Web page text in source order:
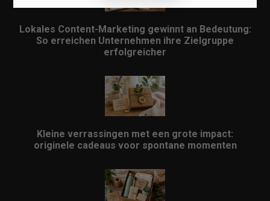
Lokales Content-Marketing gewinnt an Bedeutung:
So erreichen Unternehmen ihre Zielgruppe
erfolgreicher
Kleine verrassingen met een grote impact:
originele cadeaus voor spontane momenten